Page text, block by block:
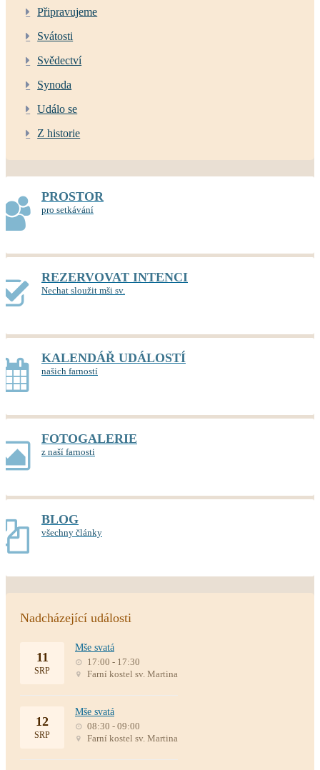
Připravujeme
Svátosti
Svědectví
Synoda
Událo se
Z historie
PROSTOR
pro setkávání
REZERVOVAT INTENCI
Nechat sloužit mši sv.
KALENDÁŘ UDÁLOSTÍ
našich farností
FOTOGALERIE
z naší farnosti
BLOG
všechny články
Nadcházející události
11
SRP
Mše svatá
17:00 - 17:30
Farní kostel sv. Martina
12
SRP
Mše svatá
08:30 - 09:00
Farní kostel sv. Martina